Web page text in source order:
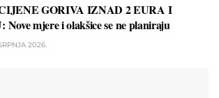
GORIVA IZNAD 2 EURA I
mjere i olakšice se ne planiraju
2026.